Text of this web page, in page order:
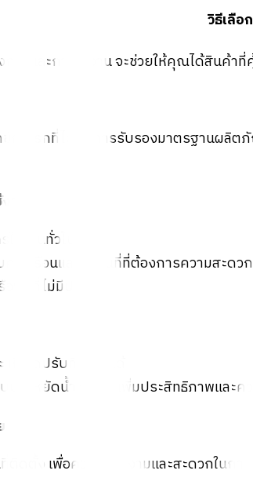
วิธีเลือ
ารและการใช้งาน จะช่วยให้คุณได้สินค้
โครกที่ได้รับการรับรองมาตรฐานผลิ
น
ช้งานทั่วไป
บครัวเรือนและสถานที่ที่ต้องการความสะดวก
พื้นที่ไม่มีปลั๊กไฟ
หัวฉีดปรับทิศทางได้
ประหยัดน้ำ จะช่วยเพิ่มประสิทธิภาพและค
ตั้ง เพื่อความสวยงามและสะดวกในการใ